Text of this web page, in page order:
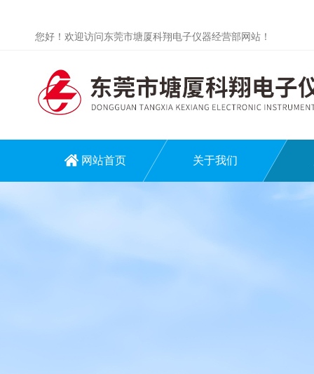
您好！欢迎访问东莞市塘厦科翔电子仪器经营部网站！
网站首页 关于我们